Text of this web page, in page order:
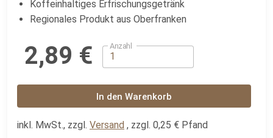
Koffeinhaltiges Erfrischungsgetränk
Regionales Produkt aus Oberfranken
2,89 € Anzahl
In den Warenkorb
inkl. MwSt., zzgl. Versand , zzgl. 0,25 € Pfand